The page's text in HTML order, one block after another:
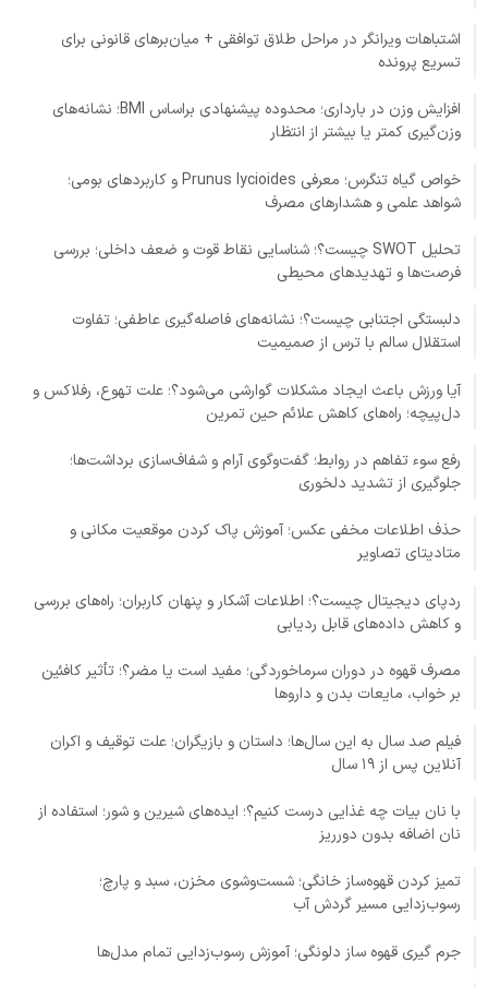
اشتباهات ویرانگر در مراحل طلاق توافقی + میان‌برهای قانونی برای
تسریع پرونده
افزایش وزن در بارداری؛ محدوده پیشنهادی براساس BMI؛ نشانه‌های
وزن‌گیری کمتر یا بیشتر از انتظار
خواص گیاه تنگرس؛ معرفی Prunus lycioides و کاربردهای بومی؛
شواهد علمی و هشدارهای مصرف
تحلیل SWOT چیست؟؛ شناسایی نقاط قوت و ضعف داخلی؛ بررسی
فرصت‌ها و تهدیدهای محیطی
دلبستگی اجتنابی چیست؟؛ نشانه‌های فاصله‌گیری عاطفی؛ تفاوت
استقلال سالم با ترس از صمیمیت
آیا ورزش باعث ایجاد مشکلات گوارشی می‌شود؟؛ علت تهوع، رفلاکس و
دل‌پیچه؛ راه‌های کاهش علائم حین تمرین
رفع سوء تفاهم در روابط؛ گفت‌وگوی آرام و شفاف‌سازی برداشت‌ها؛
جلوگیری از تشدید دلخوری
حذف اطلاعات مخفی عکس؛ آموزش پاک کردن موقعیت مکانی و
متادیتای تصاویر
ردپای دیجیتال چیست؟؛ اطلاعات آشکار و پنهان کاربران؛ راه‌های بررسی
و کاهش داده‌های قابل ردیابی
مصرف قهوه در دوران سرماخوردگی؛ مفید است یا مضر؟؛ تأثیر کافئین
بر خواب، مایعات بدن و داروها
فیلم صد سال به این سال‌ها؛ داستان و بازیگران؛ علت توقیف و اکران
آنلاین پس از ۱۹ سال
با نان بیات چه غذایی درست کنیم؟؛ ایده‌های شیرین و شور؛ استفاده از
نان اضافه بدون دورریز
تمیز کردن قهوه‌ساز خانگی؛ شست‌وشوی مخزن، سبد و پارچ؛
رسوب‌زدایی مسیر گردش آب
جرم گیری قهوه ساز دلونگی؛ آموزش رسوب‌زدایی تمام مدل‌ها